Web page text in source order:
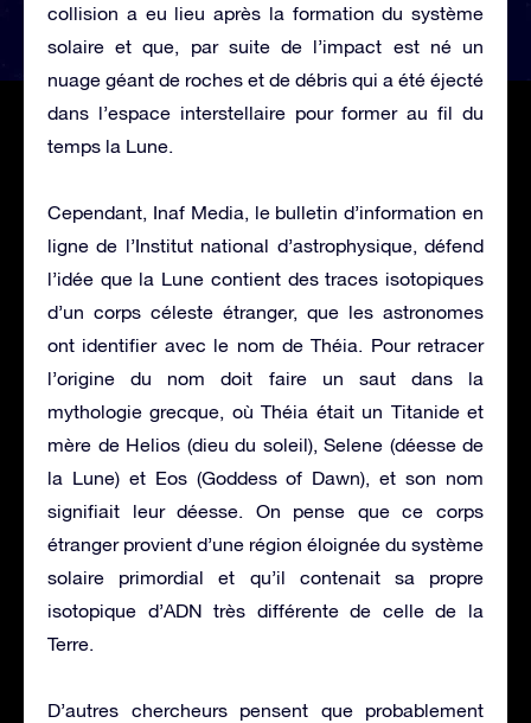
collision a eu lieu après la formation du système
solaire et que, par suite de l’impact est né un
nuage géant de roches et de débris qui a été éjecté
dans l’espace interstellaire pour former au fil du
temps la Lune.
Cependant, Inaf Media, le bulletin d’information en
ligne de l’Institut national d’astrophysique, défend
l’idée que la Lune contient des traces isotopiques
d’un corps céleste étranger, que les astronomes
ont identifier avec le nom de Théia. Pour retracer
l’origine du nom doit faire un saut dans la
mythologie grecque, où Théia était un Titanide et
mère de Helios (dieu du soleil), Selene (déesse de
la Lune) et Eos (Goddess of Dawn), et son nom
signifiait leur déesse. On pense que ce corps
étranger provient d’une région éloignée du système
solaire primordial et qu’il contenait sa propre
isotopique d’ADN très différente de celle de la
Terre.
D’autres chercheurs pensent que probablement